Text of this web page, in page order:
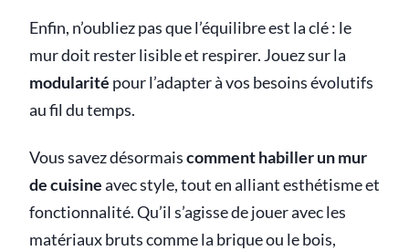
Enfin, n’oubliez pas que l’équilibre est la clé : le
mur doit rester lisible et respirer. Jouez sur la
modularité pour l’adapter à vos besoins évolutifs
au fil du temps.
Vous savez désormaiscomment habiller un mur
de cuisineavec style, tout en alliant esthétisme et
fonctionnalité. Qu’il s’agisse de jouer avec les
matériaux bruts comme la brique ou le bois,